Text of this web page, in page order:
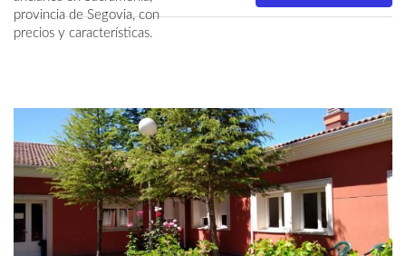
provincia de Segovia, con
precios y características.